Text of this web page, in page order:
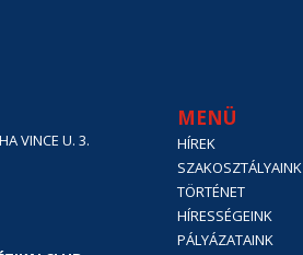
VINCE U. 3.
MENÜ
HÍREK
SZAKOSZTÁLYAINK
TÖRTÉNET
HÍRESSÉGEINK
PÁLYÁZATAINK